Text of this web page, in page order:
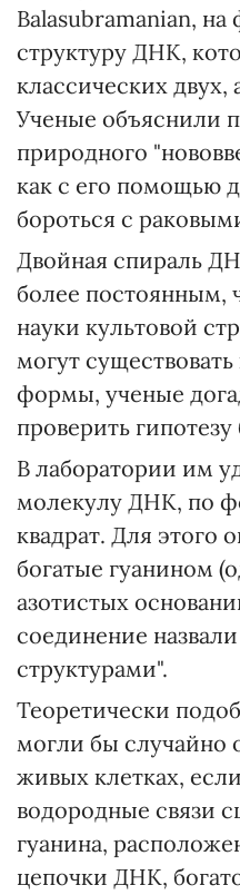
Balasubramanian, на
структуру ДНК,
классических двух,
Ученые объяснили
природного
как с его помощью
бороться с
Двойная спираль
более постоянным,
науки культовой
могут
формы, ученые
проверить
В лаборатории им
молекулу ДНК, по
квадрат. Для этого
богатые гуанином
азотистых
соединение
структурами".
Теоретически
могли бы случайно
живых клетках,
водородные связи
гуанина,
цепочки ДНК,